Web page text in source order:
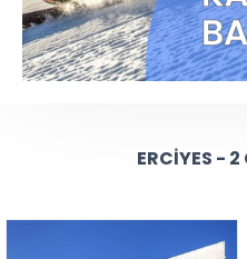
ERCIYES - 2